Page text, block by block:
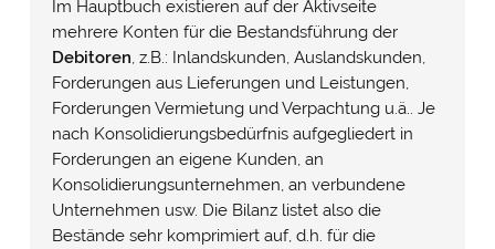
Im Hauptbuch existieren auf der Aktivseite
mehrere Konten für die Bestandsführung der
Debitoren, z.B.: Inlandskunden, Auslandskunden,
Forderungen aus Lieferungen und Leistungen,
Forderungen Vermietung und Verpachtung u.ä.. Je
nach Konsolidierungsbedürfnis aufgegliedert in
Forderungen an eigene Kunden, an
Konsolidierungsunternehmen, an verbundene
Unternehmen usw. Die Bilanz listet also die
Bestände sehr komprimiert auf, d.h. für die